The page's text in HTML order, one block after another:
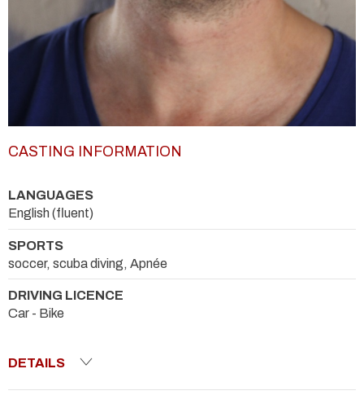
CASTING INFORMATION
LANGUAGES
English (fluent)
SPORTS
soccer, scuba diving, Apnée
DRIVING LICENCE
Car - Bike
DETAILS